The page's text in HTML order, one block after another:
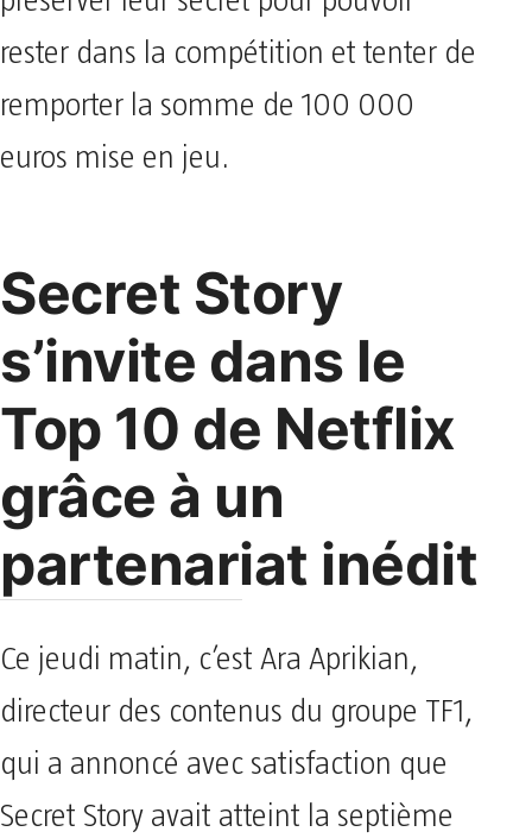
rester dans la compétition et tenter de
remporter la somme de 100 000
euros mise en jeu.
Secret Story
s’invite dans le
Top 10 de Netflix
grâce à un
partenariat inédit
Ce jeudi matin, c’est Ara Aprikian,
directeur des contenus du groupe TF1,
qui a annoncé avec satisfaction que
Secret Story avait atteint la septième